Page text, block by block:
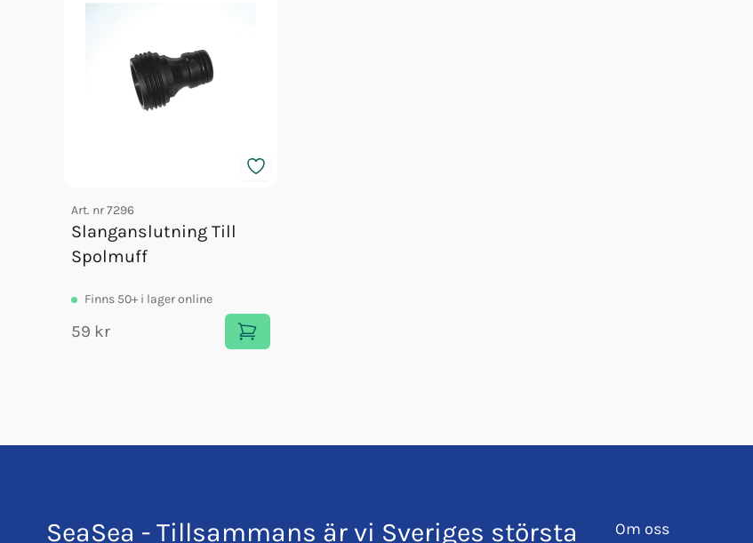
Art. nr7296
Slanganslutning Till
Spolmuff
Finns 50+ i lager online
59 kr
SeaSea - Tillsammans är vi Sveriges största Om oss